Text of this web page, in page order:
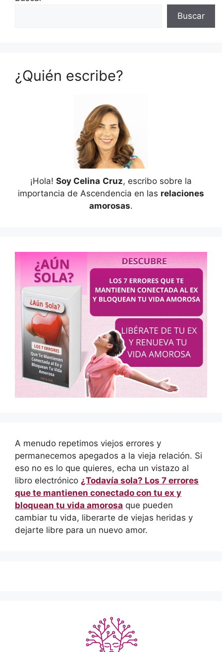
Buscar
¿Quién escribe?
¡Hola! Soy Celina Cruz, escribo sobre la
importancia de Ascendencia en las relaciones
amorosas.
A menudo repetimos viejos errores y
permanecemos apegados a la vieja relación. Si
eso no es lo que quieres, echa un vistazo al
libro electrónico ¿Todavía sola? Los 7 errores
que te mantienen conectado con tu ex y
bloquean tu vida amorosa que pueden
cambiar tu vida, liberarte de viejas heridas y
dejarte libre para un nuevo amor.